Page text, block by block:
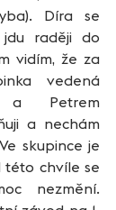
Díra se
raději do
vidím, že za
vedená
a Petrem
a nechám
skupince je
této chvíle se
nezmění.